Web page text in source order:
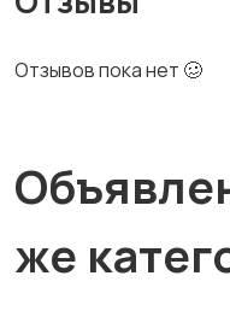
Отзывов пока нет 🥴
же